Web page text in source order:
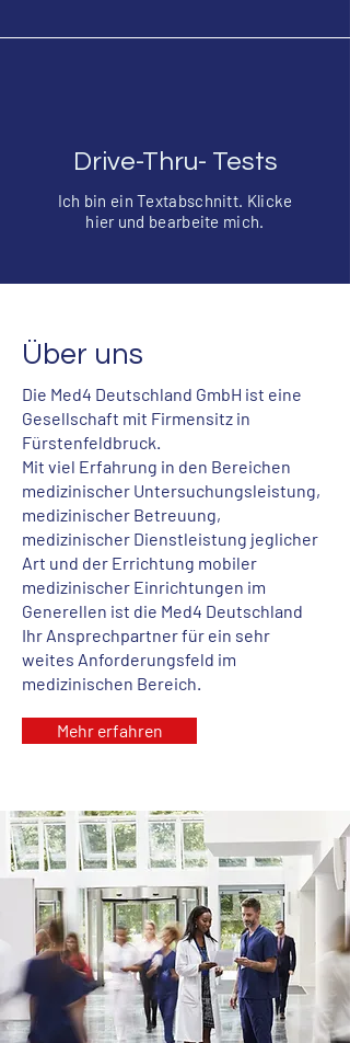
Drive-Thru- Tests
Ich bin ein Textabschnitt. Klicke
hier und bearbeite mich.
Über uns
Die Med4 Deutschland GmbH ist eine
Gesellschaft mit Firmensitz in
Fürstenfeldbruck.
Mit viel Erfahrung in den Bereichen
medizinischer Untersuchungsleistung,
medizinischer Betreuung,
medizinischer Dienstleistung jeglicher
Art und der Errichtung mobiler
medizinischer Einrichtungen im
Generellen ist die Med4 Deutschland
Ihr Ansprechpartner für ein sehr
weites Anforderungsfeld im
medizinischen Bereich.
Mehr erfahren